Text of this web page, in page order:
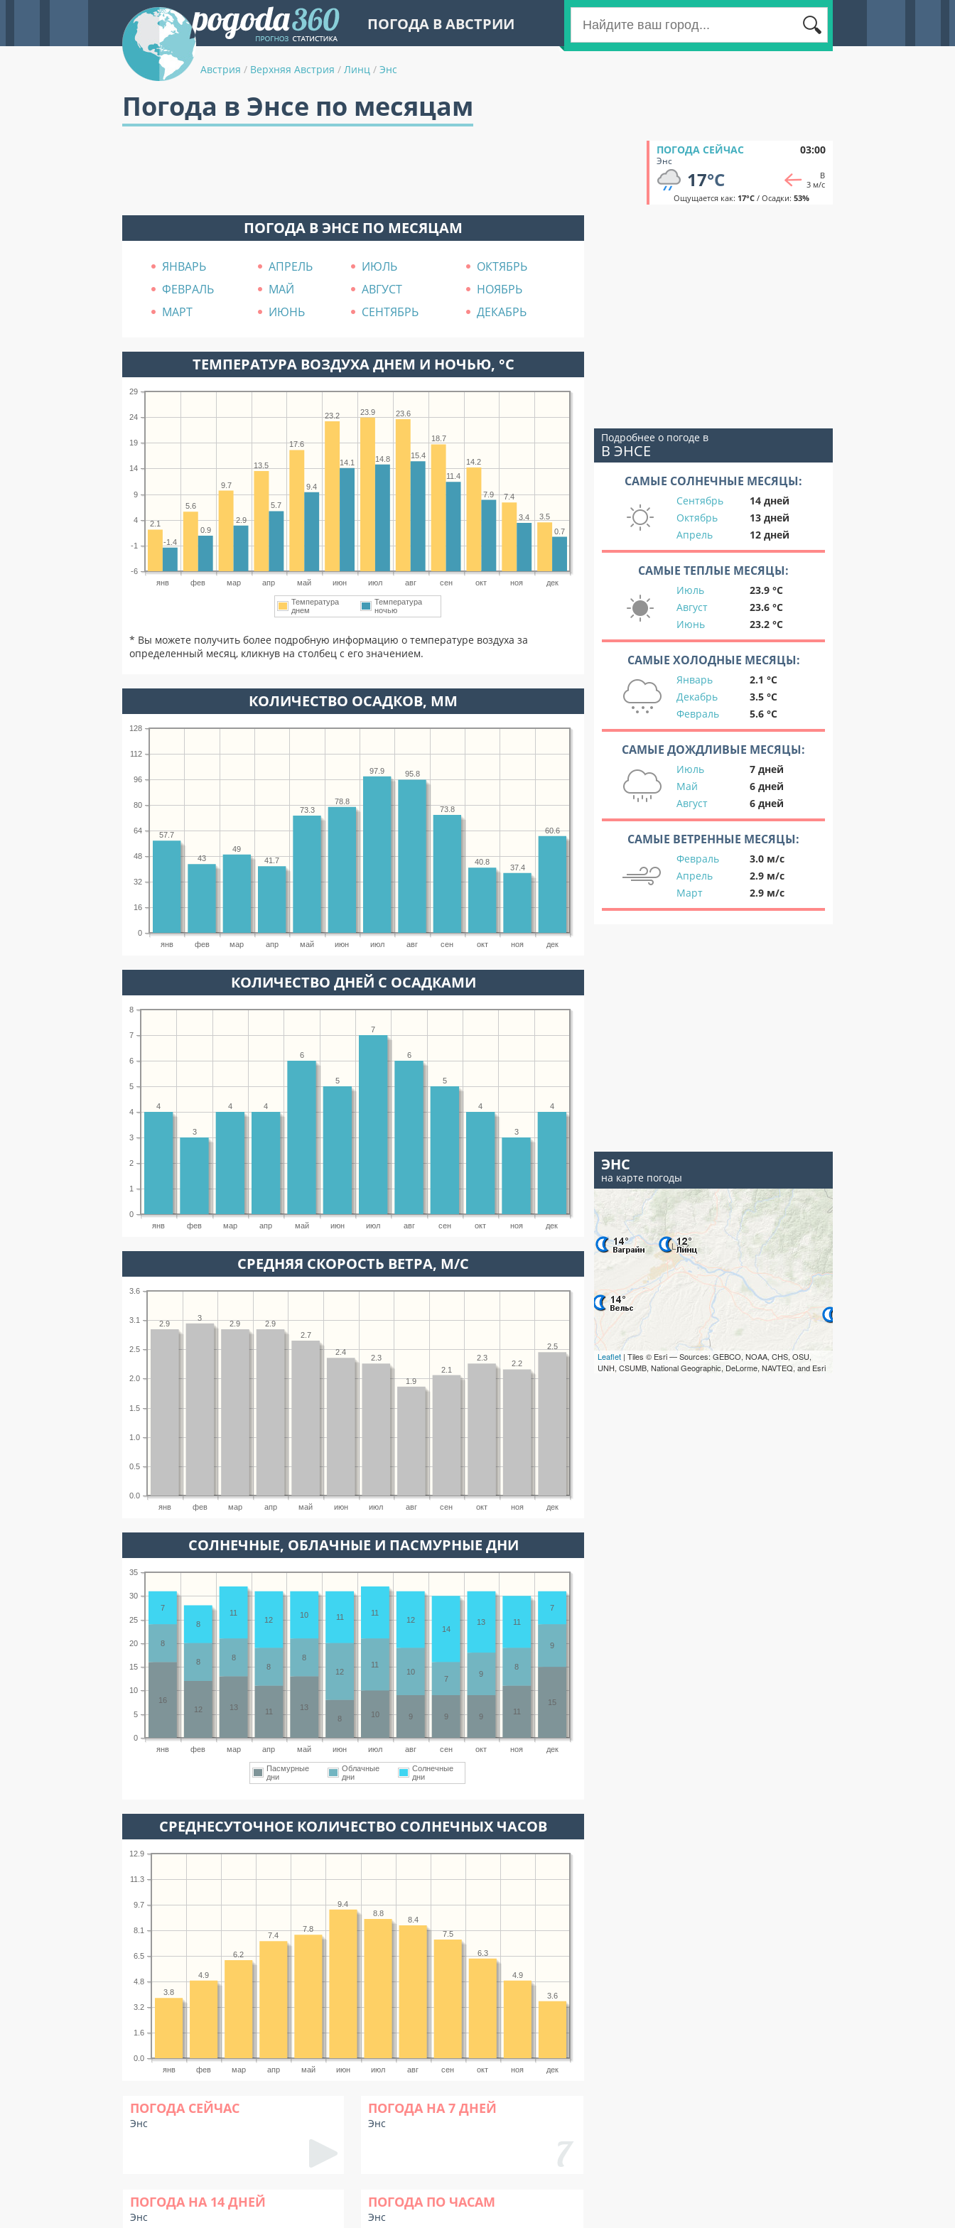
ПОГОДА В АВСТРИИ
Австрия / Верхняя Австрия / Линц / Энс
Погода в Энсе по месяцам
ПОГОДА СЕЙЧАС 03:00
Энс
17°C
В
3 м/с
Ощущается как: 17°C/ Осадки: 53%
ПОГОДА В ЭНСЕ ПО МЕСЯЦАМ
ЯНВАРЬ АПРЕЛЬ ИЮЛЬ
ОКТЯБРЬ
ФЕВРАЛЬ
МАЙ АВГУСТ
НОЯБРЬ
МАРТ
ИЮНЬ СЕНТЯБРЬ ДЕКАБРЬ
ТЕМПЕРАТУРА ВОЗДУХА ДНЕМ И НОЧЬЮ, °C
янв фев мар апр май июн июл авг сен окт ноя дек
-6
-1
4
9
14
19
24
29
3.5
7.4
14.2
18.7
23.6
23.9
23.2
17.6
13.5
9.7
5.6
2.1
0.7
3.4
7.9
11.4
15.4
14.8
14.1
9.4
5.7
2.9
0.9
-1.4
Температура
днем
Температура
ночью
* Вы можете получить более подробную информацию о температуре воздуха за
определенный месяц, кликнув на столбец с его значением.
КОЛИЧЕСТВО ОСАДКОВ, ММ
янв фев мар апр май июн июл авг сен окт ноя дек
0
16
32
48
64
80
96
112
128
60.6
37.4
40.8
73.8
95.8
97.9
78.8
73.3
41.7
49
43
57.7
КОЛИЧЕСТВО ДНЕЙ С ОСАДКАМИ
янв фев мар апр май июн июл авг сен окт ноя дек
0
1
2
3
4
5
6
7
8
4
3
4
5
6
7
5
6
4
4
3
4
СРЕДНЯЯ СКОРОСТЬ ВЕТРА, М/С
янв фев мар апр май июн июл авг сен окт ноя дек
0.0
0.5
1.0
1.5
2.0
2.5
3.1
3.6
2.5
2.2
2.3
2.1
1.9
2.3
2.4
2.7
2.9
2.9
3
2.9
CОЛНЕЧНЫЕ, ОБЛАЧНЫЕ И ПАСМУРНЫЕ ДНИ
янв фев мар апр май июн июл авг сен окт ноя дек
0
5
10
15
20
25
30
35
15
11
9
9
9
10
8
13
11
13
12
16
9
8
9
7
10
11
12
8
8
8
8
8
7
11
13
14
12
11
11
10
12
11
8
7
Пасмурные
дни
Облачные
дни
Солнечные
дни
СРЕДНЕСУТОЧНОЕ КОЛИЧЕСТВО СОЛНЕЧНЫХ ЧАСОВ
янв фев мар апр май июн июл авг сен окт ноя дек
0.0
1.6
3.2
4.8
6.5
8.1
9.7
11.3
12.9
3.6
4.9
6.3
7.5
8.4
8.8
9.4
7.8
7.4
6.2
4.9
3.8
ПОГОДА СЕЙЧАС
Энс
ПОГОДА НА 7 ДНЕЙ
Энс
ПОГОДА НА 14 ДНЕЙ
Энс
ПОГОДА ПО ЧАСАМ
Энс
Подробнее о погоде в
В ЭНСЕ
САМЫЕ СОЛНЕЧНЫЕ МЕСЯЦЫ:
Сентябрь
14 дней
Октябрь
13 дней
Апрель
12 дней
САМЫЕ ТЕПЛЫЕ МЕСЯЦЫ:
Июль
23.9 °C
Август
23.6 °C
Июнь
23.2 °C
САМЫЕ ХОЛОДНЫЕ МЕСЯЦЫ:
Январь
2.1 °C
Декабрь
3.5 °C
Февраль
5.6 °C
САМЫЕ ДОЖДЛИВЫЕ МЕСЯЦЫ:
Июль
7 дней
Май
6 дней
Август
6 дней
САМЫЕ ВЕТРЕННЫЕ МЕСЯЦЫ:
Февраль
3.0 м/с
Апрель
2.9 м/с
Март
2.9 м/с
ЭНС
на карте погоды
Leaflet | Tiles © Esri — Sources: GEBCO, NOAA, CHS, OSU,
UNH, CSUMB, National Geographic, DeLorme, NAVTEQ, and Esri